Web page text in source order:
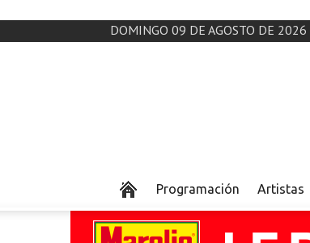
DOMINGO 09 DE AGOSTO DE 2026
Programación Artistas